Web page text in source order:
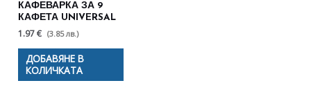
КАФЕВАРКА ЗА 9
КАФЕТА UNIVERSAL
1.97 € (3.85 лв.)
ДОБАВЯНЕ В
КОЛИЧКАТА